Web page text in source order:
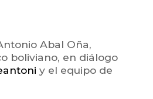
Abal Oña,
boliviano, en diálogo
y el equipo de